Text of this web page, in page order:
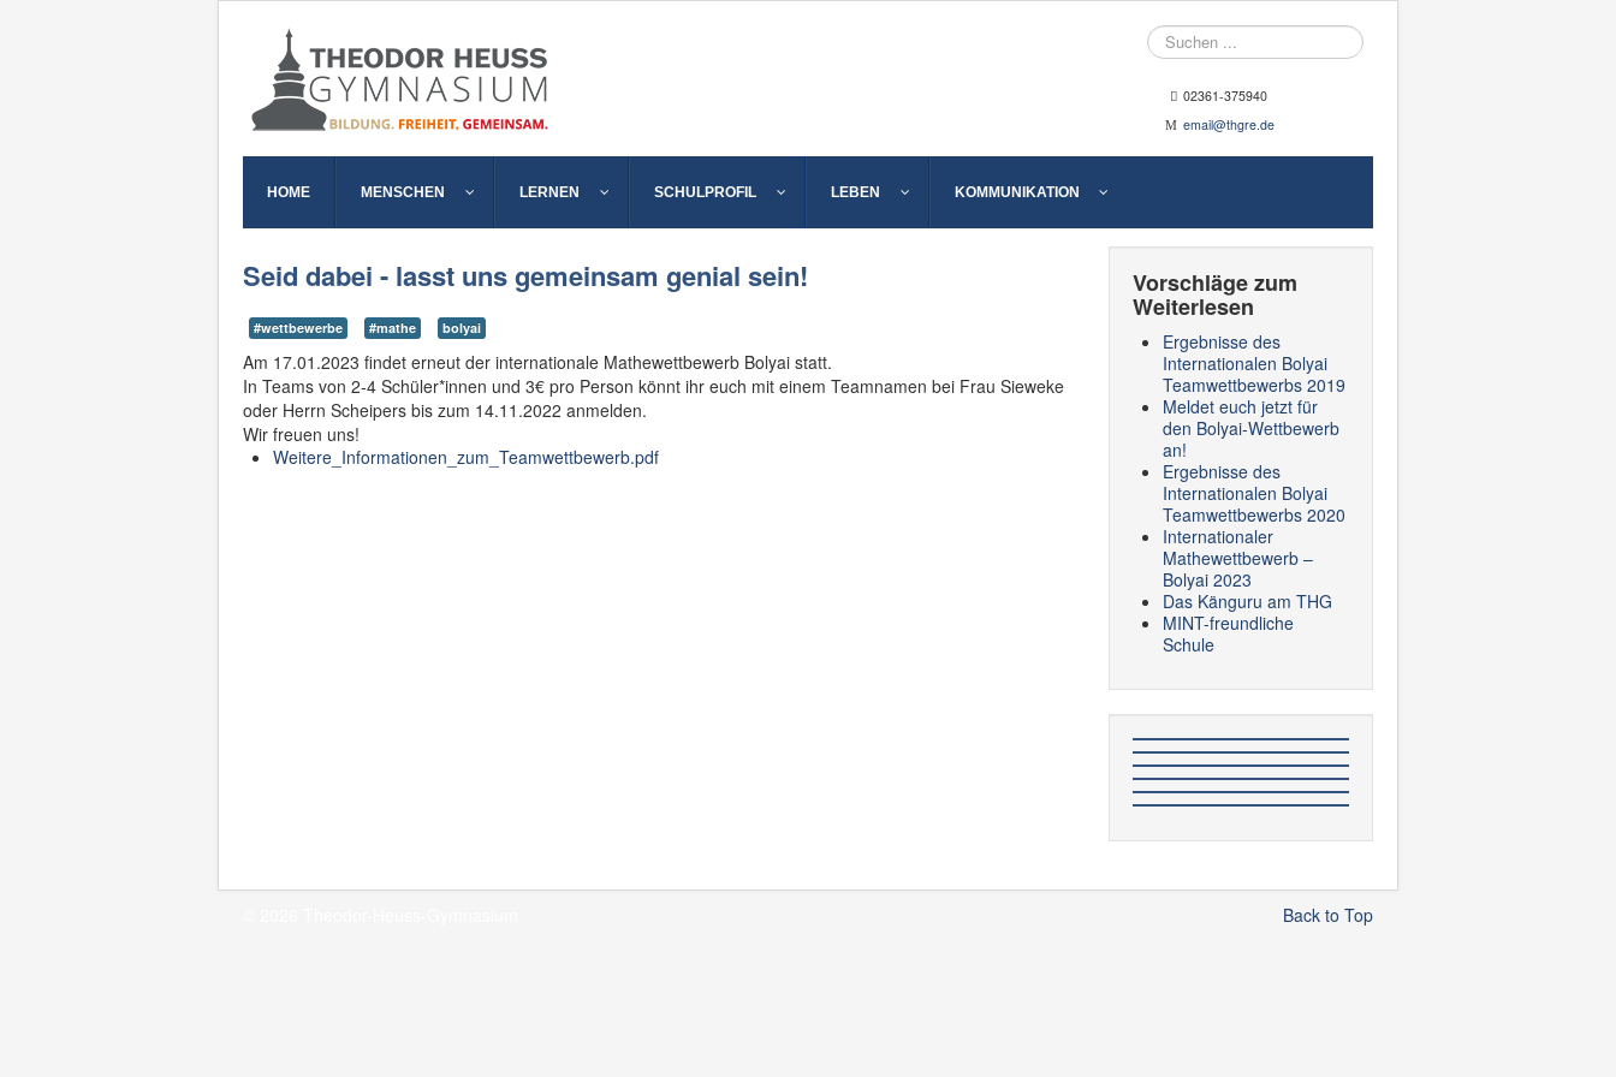
Suche
02361-375940
email@thgre.de
HOME MENSCHEN LERNEN SCHULPROFIL LEBEN KOMMUNIKATION
Seid dabei - lasst uns gemeinsam genial sein!
#wettbewerbe #mathe bolyai
Am 17.01.2023 findet erneut der internationale Mathewettbewerb Bolyai statt.
In Teams von 2-4 Schüler*innen und 3€ pro Person könnt ihr euch mit einem Teamnamen bei Frau Sieweke
oder Herrn Scheipers bis zum 14.11.2022 anmelden.
Wir freuen uns!
Weitere_Informationen_zum_Teamwettbewerb.pdf
Vorschläge zum
Weiterlesen
Ergebnisse des
Internationalen Bolyai
Teamwettbewerbs 2019
Meldet euch jetzt für
den Bolyai-Wettbewerb
an!
Ergebnisse des
Internationalen Bolyai
Teamwettbewerbs 2020
Internationaler
Mathewettbewerb –
Bolyai 2023
Das Känguru am THG
MINT-freundliche
Schule
Back to Top